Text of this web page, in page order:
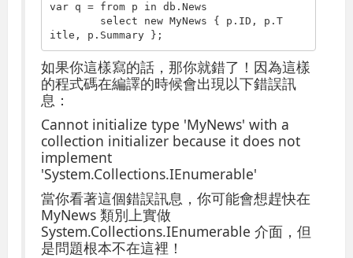
var q = from p in db.News
select
new MyNews { p.ID, p.T
itle, p.Summary };
如果你這樣寫的話，那你就錯了！因為這樣
的程式碼在編譯的時候會出現以下錯誤訊
息：
Cannot initialize type 'MyNews' with a
collection initializer because it does not
implement
'System.Collections.IEnumerable'
當你看著這個錯誤訊息，你可能會想趕快在
MyNews 類別上實做
System.Collections.IEnumerable 介面，但
是問題根本不在這裡！